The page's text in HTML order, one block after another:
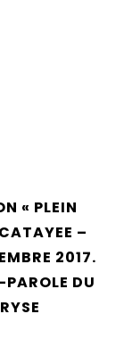
« PLEIN
–
2017.
DU